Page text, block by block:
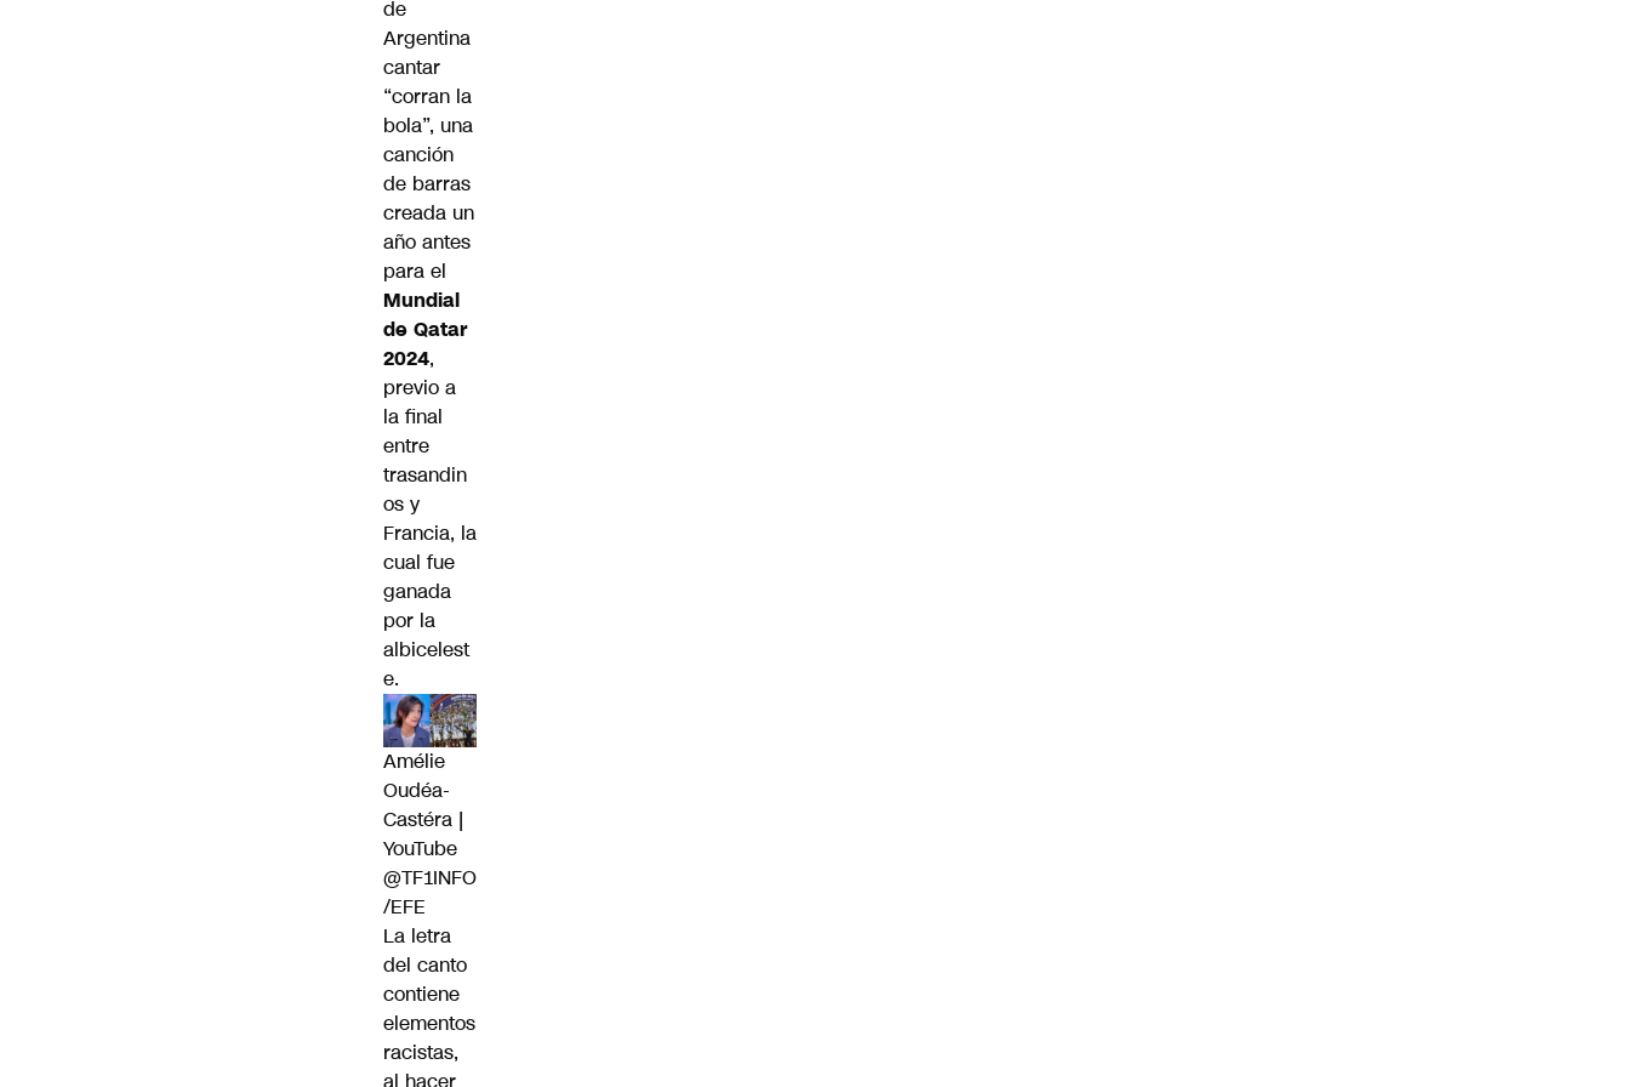
de
Argentina
cantar
“corran la
bola”, una
canción
de barras
creada un
año antes
para el
Mundial
de Qatar
2024,
previo a
la final
entre
trasandin
os y
Francia, la
cual fue
ganada
por la
albicelest
e.
Amélie
Oudéa-
Castéra |
YouTube
@TF1INFO
/EFE
La letra
del canto
contiene
elementos
racistas,
al hacer